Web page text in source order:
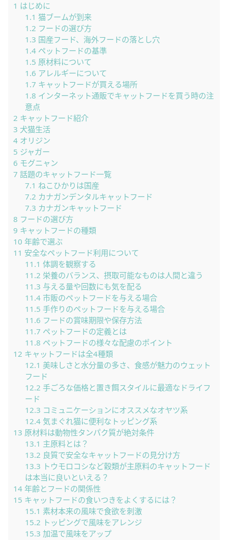
1 はじめに
1.1 猫ブームが到来
1.2 フードの選び方
1.3 国産フード、海外フードの落とし穴
1.4ペットフードの基準
1.5 原材料について
1.6 アレルギーについて
1.7 キャットフードが買える場所
1.8 インターネット通販でキャットフードを買う時の注
意点
2 キャットフード紹介
3 犬猫生活
4 オリジン
5 ジャガー
6 モグニャン
7 話題のキャットフード一覧
7.1 ねこひかりは国産
7.2 カナガンデンタルキャットフード
7.3 カナガンキャットフード
8 フードの選び方
9 キャットフードの種類
10 年齢で選ぶ
11 安全なペットフード利用について
11.1 体調を観察する
11.2 栄養のバランス、摂取可能なものは人間と違う
11.3 与える量や回数にも気を配る
11.4市販のペットフードを与える場合
11.5 手作りのペットフードを与える場合
11.6 フードの賞味期限や保存方法
11.7 ペットフードの定義とは
11.8 ペットフードの様々な配慮のポイント
12 キャットフードは全4種類
12.1 美味しさと水分量の多さ、食感が魅力のウェット
フード
12.2 手ごろな価格と置き餌スタイルに最適なドライフ
ード
12.3 コミュニケーションにオススメなオヤツ系
12.4気まぐれ猫に便利なトッピング系
13 原材料は動物性タンパク質が絶対条件
13.1 主原料とは？
13.2 良質で安全なキャットフードの見分け方
13.3 トウモロコシなど穀類が主原料のキャットフード
は本当に良いといえる？
14 年齢とフードの関係性
15 キャットフードの食いつきをよくするには？
15.1 素材本来の風味で食欲を刺激
15.2 トッピングで風味をアレンジ
15.3 加温で風味をアップ